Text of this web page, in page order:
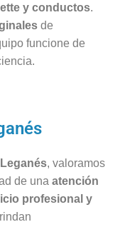
y conductos.
de
funcione de
, valoramos
de una atención
profesional y